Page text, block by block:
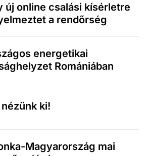
új online csalási kísérletre
a rendőrség
energetikai
Romániában
ki!
Magyarország mai